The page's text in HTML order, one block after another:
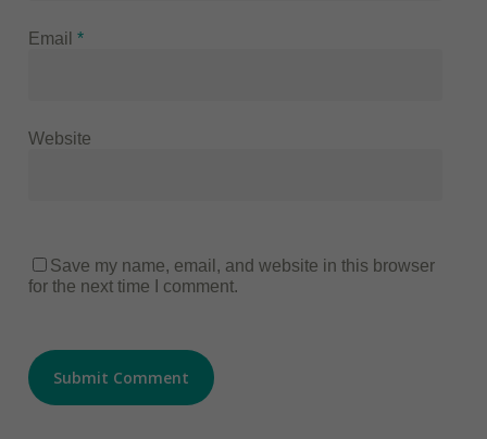
Email *
Website
Save my name, email, and website in this browser
for the next time I comment.